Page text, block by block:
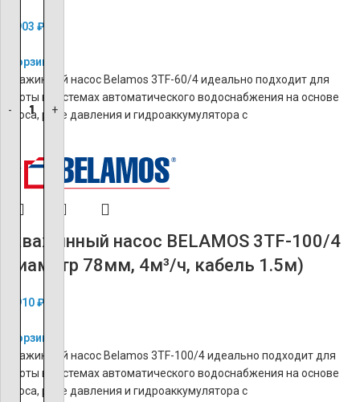
- +
- +
- +
- +
- +
16 903 ₽
- +
В корзину
Скважинный насос Belamos 3TF-60/4 идеально подходит для
работы в системах автоматического водоснабжения на основе
насоса, реле давления и гидроаккумулятора с
ХИТ
Скважинный насос BELAMOS 3TF-100/4
(диаметр 78мм, 4м³/ч, кабель 1.5м)
16 910₽
- +
В корзину
Скважинный насос Belamos 3TF-100/4 идеально подходит для
работы в системах автоматического водоснабжения на основе
насоса, реле давления и гидроаккумулятора с
- +
- +
- +
- +
- +
- +
- +
- +
- +
- +
- +
- +
- +